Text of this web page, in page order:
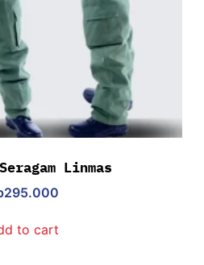
Linmas
295.000
to cart